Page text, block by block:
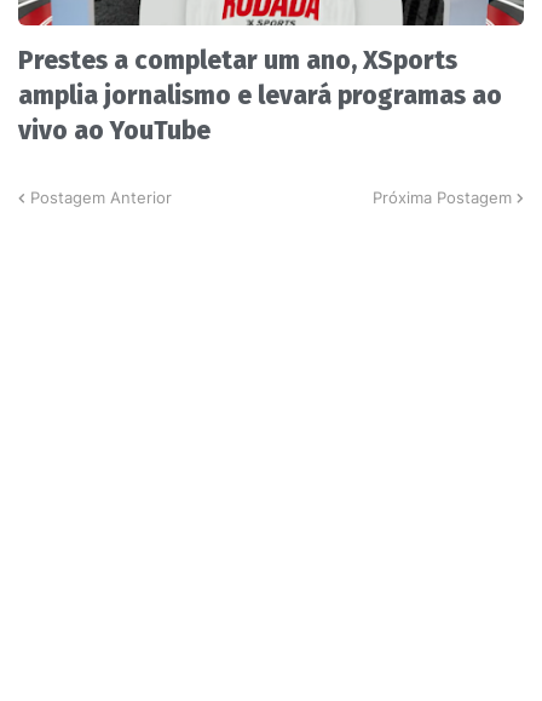
Prestes a completar um ano, XSports
amplia jornalismo e levará programas ao
vivo ao YouTube
Postagem Anterior Próxima Postagem